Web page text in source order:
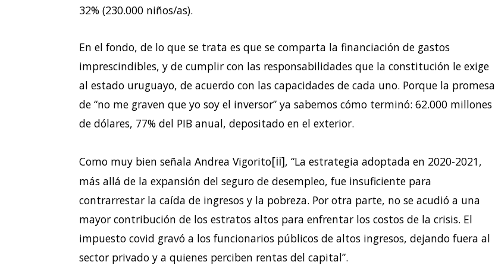
32% (230.000 niños/as).
En el fondo, de lo que se trata es que se comparta la financiación de gastos
imprescindibles, y de cumplir con las responsabilidades que la constitución le exige
al estado uruguayo, de acuerdo con las capacidades de cada uno. Porque la promesa
de “no me graven que yo soy el inversor” ya sabemos cómo terminó: 62.000 millones
de dólares, 77% del PIB anual, depositado en el exterior.
Como muy bien señala Andrea Vigorito[ii], “La estrategia adoptada en 2020-2021,
más allá de la expansión del seguro de desempleo, fue insuficiente para
contrarrestar la caída de ingresos y la pobreza. Por otra parte, no se acudió a una
mayor contribución de los estratos altos para enfrentar los costos de la crisis. El
impuesto covid gravó a los funcionarios públicos de altos ingresos, dejando fuera al
sector privado y a quienes perciben rentas del capital”.